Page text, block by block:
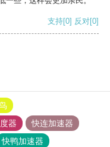
支持[0] 反对[0]
器
快连加速器
快鸭加速器